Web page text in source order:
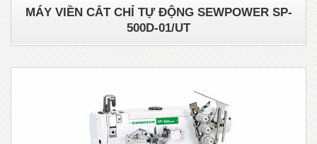
MÁY VIỀN CẮT CHỈ TỰ ĐỘNG SEWPOWER SP-
500D-01/UT